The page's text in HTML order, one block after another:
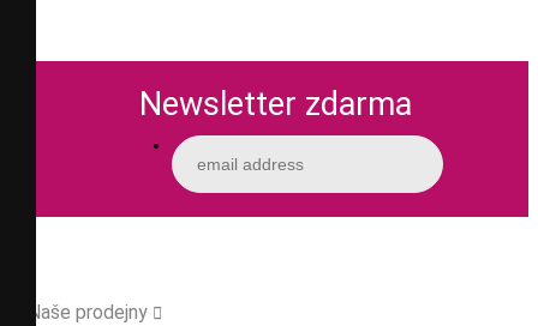
Newsletter zdarma
Naše prodejny 